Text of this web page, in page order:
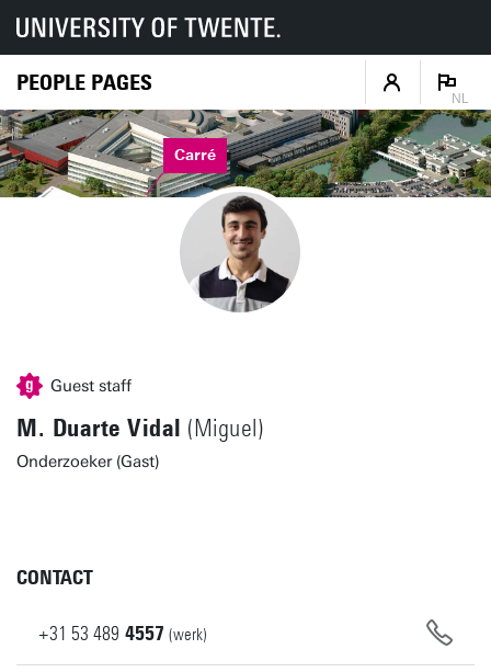
PEOPLE PAGES
NL
Carré
Guest staff
M. Duarte Vidal (Miguel)
Onderzoeker (Gast)
CONTACT
+31 53 489 4557 (werk)